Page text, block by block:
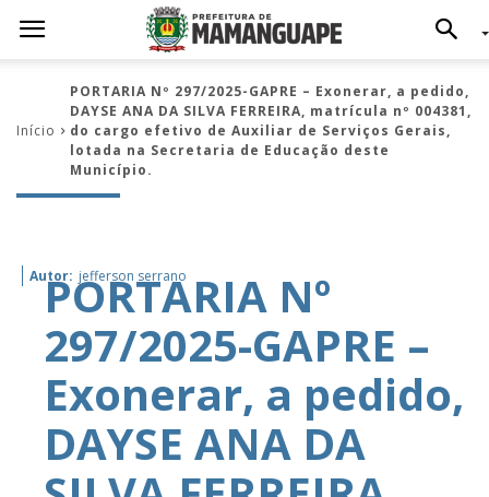
Início
PORTARIA Nº 297/2025-GAPRE – Exonerar, a pedido,
DAYSE ANA DA SILVA FERREIRA, matrícula nº 004381,
do cargo efetivo de Auxiliar de Serviços Gerais,
lotada na Secretaria de Educação deste
Município.
Autor: jefferson serrano
PORTARIA Nº
297/2025-GAPRE –
Exonerar, a pedido,
DAYSE ANA DA